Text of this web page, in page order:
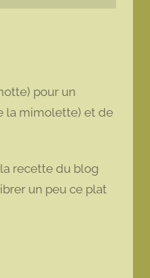
pour un
la mimolette) et de
recette du blog
un peu ce plat